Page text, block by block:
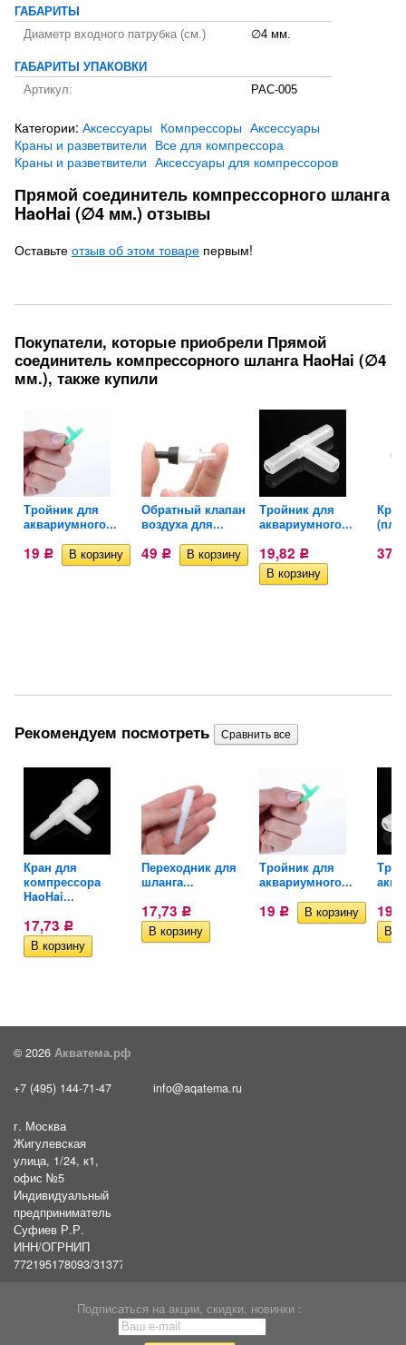
ГАБАРИТЫ
Диаметр входного патрубка (см.)
∅4 мм.
ГАБАРИТЫ УПАКОВКИ
Артикул:
PAC-005
Категории: Аксессуары Компрессоры Аксессуары
Краны и разветвители Все для компрессора
Краны и разветвители Аксессуары для компрессоров
Прямой соединитель компрессорного шланга
HaoHai (∅4 мм.) отзывы
Оставьте отзыв об этом товаре первым!
Покупатели, которые приобрели Прямой
соединитель компрессорного шланга HaoHai (∅4
мм.), также купили
Тройник для
аквариумного...
19 Р
Обратный клапан
воздуха для...
49 Р
Тройник для
аквариумного...
19,82 Р 37
Рекомендуем посмотреть
Кран для
компрессора
HaoHai...
17,73 Р
Переходник для
шланга...
17,73 Р
Тройник для
аквариумного...
19 Р
© 2026 Акватема.рф
+7 (495) 144-71-47 info@aqatema.ru
г. Москва
Жигулевская
улица, 1/24, к1,
офис №5
Индивидуальный
предприниматель
Суфиев Р.Р.
ИНН/ОГРНИП
772195178093/31377461610054
Подписаться на акции, скидки, новинки :